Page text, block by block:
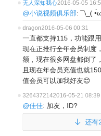
无人深知我心2016-05-05
@小说视频俱乐部: ¯\_(
dragon2016-05-06 00:31
一直都支持115，功能跟
现在正推行全年会员制度
额，现在很多网盘都倒了
且现在年会员充值也就
值会员可以加我好友😊
3264372142016-05-21 08:39
@佳佳: 加友，ID?
还有